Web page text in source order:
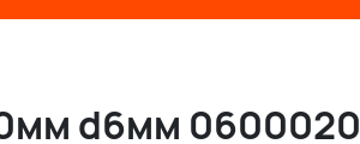
свет
фурнитура
d6мм 0600020